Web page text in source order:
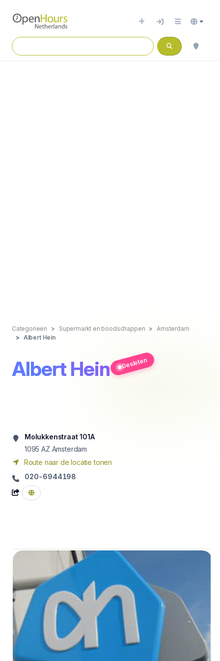
Categorieën Supermarkt en boodschappen
Amsterdam
Albert Hein
Albert Hein Gesloten
Molukkenstraat 101A
1095 AZ Amsterdam
Route naar de locatie tonen
020-6944198